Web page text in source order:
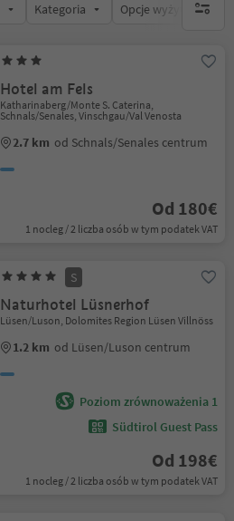
Kategoria Opcje wyżywieniabrak
Hotel am Fels
Katharinaberg/Monte S. Caterina,
Schnals/Senales, Vinschgau/Val Venosta
2.7 km od Schnals/Senales centrum
Od 180€
1 nocleg / 2 liczba osób w tym podatek VAT
S
Naturhotel Lüsnerhof
Lüsen/Luson, Dolomites Region Lüsen Villnöss
1.2 km od Lüsen/Luson centrum
Poziom zrównoważenia 1
Südtirol Guest Pass
Od 198€
1 nocleg / 2 liczba osób w tym podatek VAT